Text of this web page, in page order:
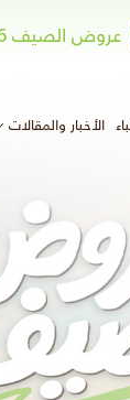
عروض الصيف 2026
الأخبار والمقالات